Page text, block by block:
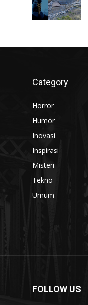
Category
Horror
Humor
Inovasi
Inspirasi
Misteri
Tekno
Umum
FOLLOW US